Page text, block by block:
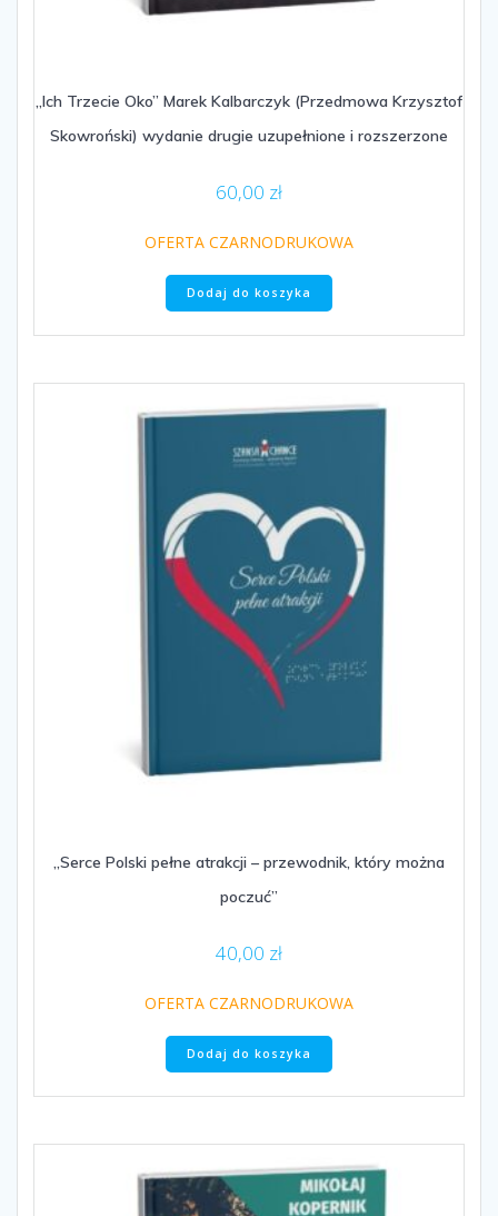
„Ich Trzecie Oko” Marek Kalbarczyk (Przedmowa Krzysztof
Skowroński) wydanie drugie uzupełnione i rozszerzone
60,00 zł
OFERTA CZARNODRUKOWA
Dodaj do koszyka
„Serce Polski pełne atrakcji – przewodnik, który można
poczuć”
40,00 zł
OFERTA CZARNODRUKOWA
Dodaj do koszyka